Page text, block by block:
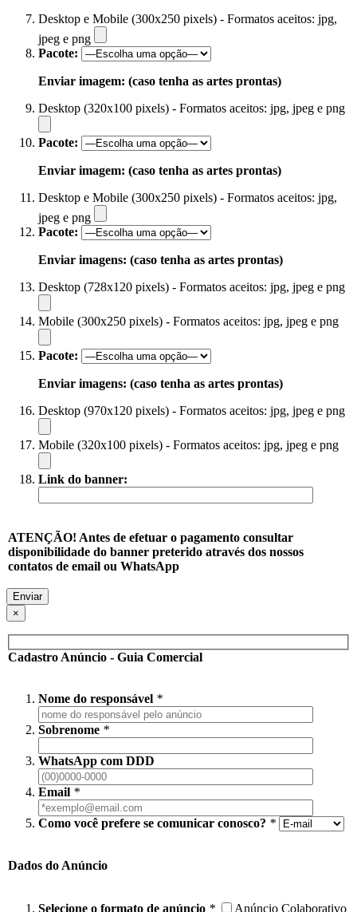
Desktop e Mobile (300x250 pixels) - Formatos aceitos: jpg,
jpeg e png
Pacote:
Enviar imagem: (caso tenha as artes prontas)
Desktop (320x100 pixels) - Formatos aceitos: jpg, jpeg e png
Pacote:
Enviar imagem: (caso tenha as artes prontas)
Desktop e Mobile (300x250 pixels) - Formatos aceitos: jpg,
jpeg e png
Pacote:
Enviar imagens: (caso tenha as artes prontas)
Desktop (728x120 pixels) - Formatos aceitos: jpg, jpeg e png
Mobile (300x250 pixels) - Formatos aceitos: jpg, jpeg e png
Pacote:
Enviar imagens: (caso tenha as artes prontas)
Desktop (970x120 pixels) - Formatos aceitos: jpg, jpeg e png
Mobile (320x100 pixels) - Formatos aceitos: jpg, jpeg e png
Link do banner:
ATENÇÃO! Antes de efetuar o pagamento consultar
disponibilidade do banner preterido através dos nossos
contatos de email ou WhatsApp
×
Cadastro Anúncio - Guia Comercial
Nome do responsável *
Sobrenome *
WhatsApp com DDD
Email *
Como você prefere se comunicar conosco? *
Dados do Anúncio
Selecione o formato de anúncio *
Anúncio Colaborativo